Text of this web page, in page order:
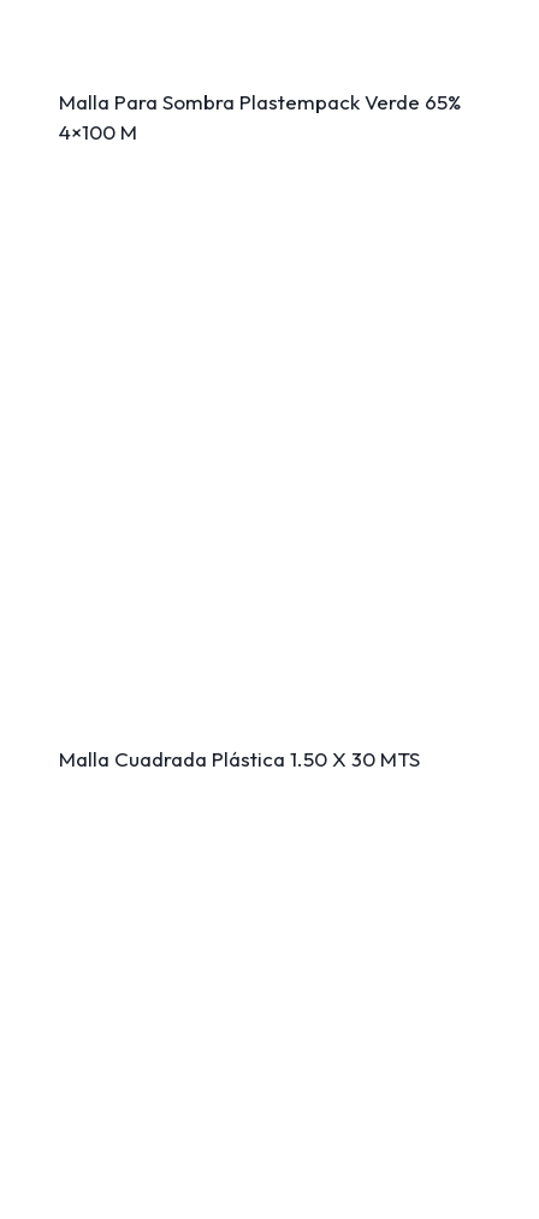
Malla Para Sombra Plastempack Verde 65%
4×100 M
Malla Cuadrada Plástica 1.50 X 30 MTS